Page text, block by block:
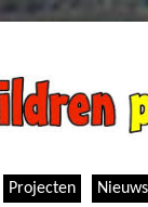
Projecten